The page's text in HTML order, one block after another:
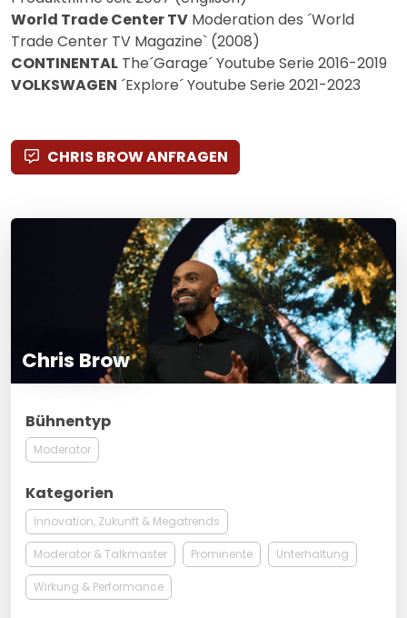
World Trade Center TV Moderation des ´World
Trade Center TV Magazine` (2008)
CONTINENTAL The´Garage´ Youtube Serie 2016-2019
VOLKSWAGEN ´Explore´ Youtube Serie 2021-2023
CHRIS BROW ANFRAGEN
Chris Brow
Bühnentyp
Moderator
Kategorien
Innovation, Zukunft & Megatrends
Moderator & Talkmaster Prominente Unterhaltung
Wirkung & Performance